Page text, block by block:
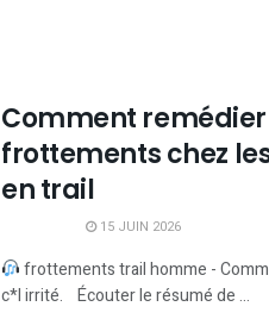
Comment
frottements chez
en trail
15 JUIN 2026
frottements trail homme -
c*l irrité. Écouter le résumé de ...